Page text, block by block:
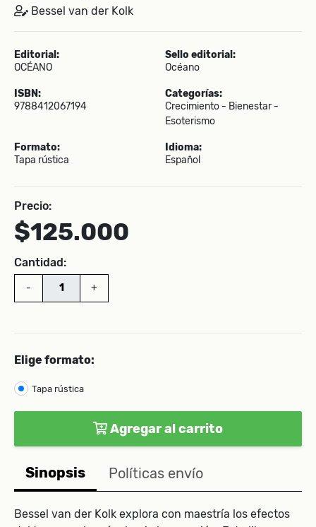
Bessel van der Kolk
Editorial:
OCÉANO
Sello editorial:
Océano
ISBN:
9788412067194
Categorías:
Crecimiento - Bienestar -
Esoterismo
Formato:
Tapa rústica
Idioma:
Español
Precio:
$125.000
Cantidad:
- +
Elige formato:
Tapa rústica
Agregar al carrito
Sinopsis Políticas envío
Bessel van der Kolk explora con maestría los efectos